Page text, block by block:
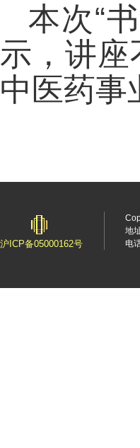
本次“
示，讲
中医药事
沪ICP备05000162号
地
电